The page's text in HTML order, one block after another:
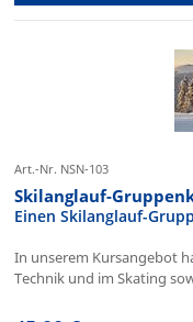
Art.-Nr. NSN-103
Skilanglauf-
Einen Skilanglauf-
In unserem Kursangebot
Technik und im Skating